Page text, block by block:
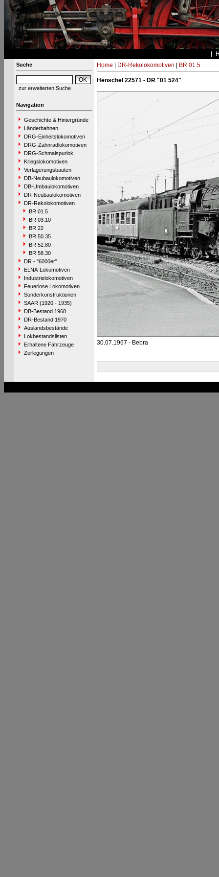
Suche
zur erweiterten Suche
Navigation
Geschichte & Hintergründe
Länderbahnen
DRG-Einheitslokomotiven
DRG-Zahnradlokomotiven
DRG-Schmalspurlok.
Kriegslokomotiven
Verlagerungsbauten
DB-Neubaulokomotiven
DB-Umbaulokomotiven
DR-Neubaulokomotiven
DR-Rekolokomotiven
BR 01.5
BR 03.10
BR 22
BR 50.35
BR 52.80
BR 58.30
DR - "6000er"
ELNA-Lokomotiven
Industrielokomotiven
Feuerlose Lokomotiven
Sonderkonstruktionen
SAAR (1920 - 1935)
DB-Bestand 1968
DR-Bestand 1970
Auslandsbestände
Lokbestandslisten
Erhaltene Fahrzeuge
Zerlegungen
Home DR-Rekolokomotiven BR 01.5
Henschel 22571 - DR "01 524"
30.07.1967 - Bebra